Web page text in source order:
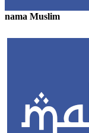
nama Muslim